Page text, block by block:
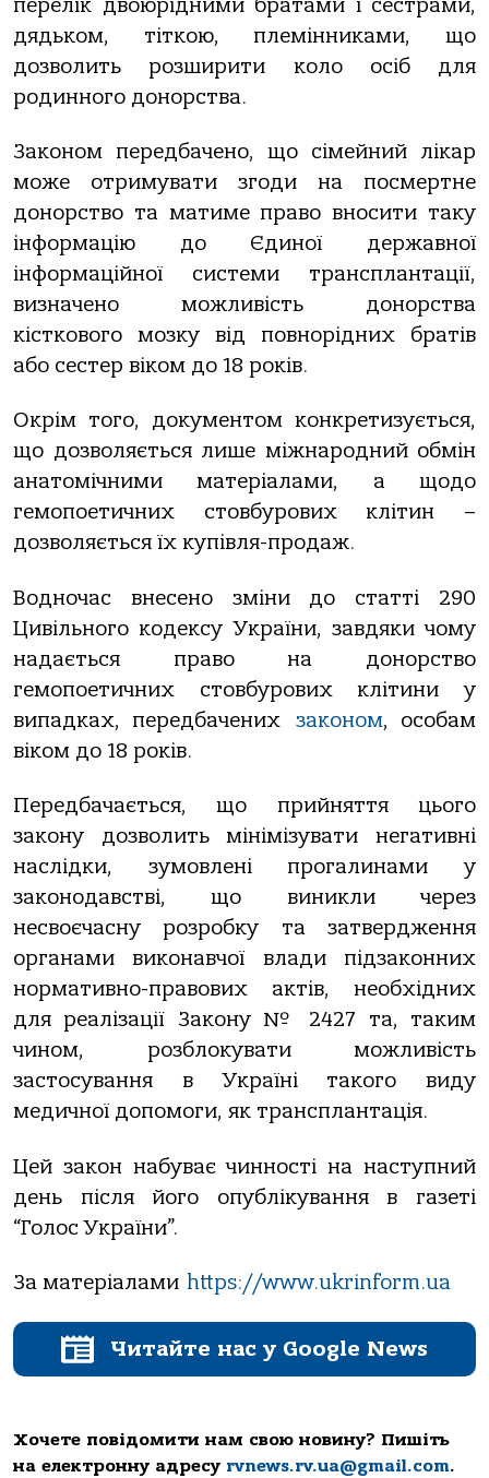
перелік двоюрідними братами і сестрами,
дядьком, тіткою, племінниками, що
дозволить розширити коло осіб для
родинного донорства.
Законом передбачено, що сімейний лікар
може отримувати згоди на посмертне
донорство та матиме право вносити таку
інформацію до Єдиної державної
інформаційної системи трансплантації,
визначено можливість донорства
кісткового мозку від повнорідних братів
або сестер віком до 18 років.
Окрім того, документом конкретизується,
що дозволяється лише міжнародний обмін
анатомічними матеріалами, а щодо
гемопоетичних стовбурових клітин –
дозволяється їх купівля-продаж.
Водночас внесено зміни до статті 290
Цивільного кодексу України, завдяки чому
надається право на донорство
гемопоетичних стовбурових клітини у
випадках, передбачених законом, особам
віком до 18 років.
Передбачається, що прийняття цього
закону дозволить мінімізувати негативні
наслідки, зумовлені прогалинами у
законодавстві, що виникли через
несвоєчасну розробку та затвердження
органами виконавчої влади підзаконних
нормативно-правових актів, необхідних
для реалізації Закону № 2427 та, таким
чином, розблокувати можливість
застосування в Україні такого виду
медичної допомоги, як трансплантація.
Цей закон набуває чинності на наступний
день після його опублікування в газеті
“Голос України”.
За матеріалами https://www.ukrinform.ua
Читайте нас у Google News
Хочете повідомити нам свою новину? Пишіть
на електронну адресу rvnews.rv.ua@gmail.com.